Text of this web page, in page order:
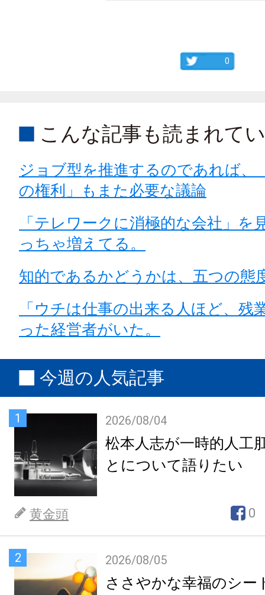
0
こんな記事も読まれて
ジョブ型を推進するのであれば、
の権利」もまた必要な議論
「テレワークに消極的な会社」を
っちゃ増えてる。
知的であるかどうかは、五つの態
「ウチは仕事の出来る人ほど、残
った経営者がいた。
今週の人気記事
1 2026/08/04
松本人志が一時的人工
とについて語りたい
黄金頭 0
2 2026/08/05
ささやかな幸福のシー